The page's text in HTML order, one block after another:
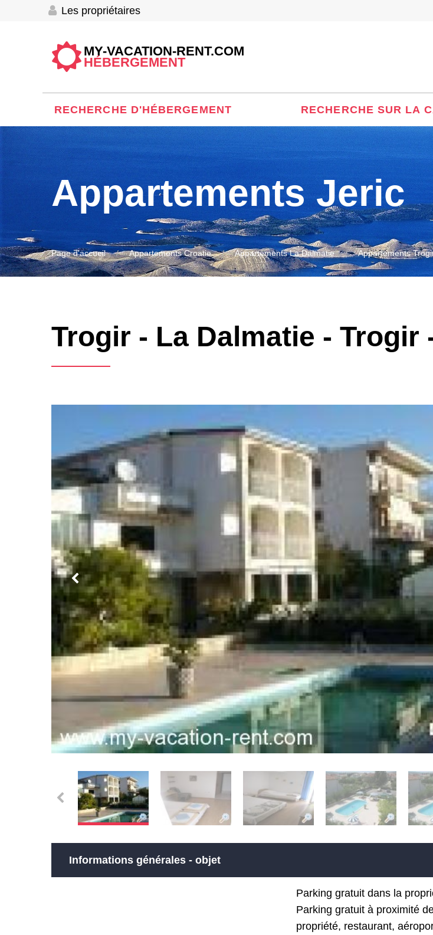
Les propriétaires
MY-VACATION-RENT.COM
HÉBERGEMENT
RECHERCHE D'HÉBERGEMENT RECHERCHE SUR LA
Appartements Jeric
Page d'accueil Appartements Croatie Appartements La Dalmatie Appartements
Trogir - La Dalmatie - Trogir
Informations générales - objet
Parking gratuit dans la
Parking gratuit à proximité
propriété, restaurant,